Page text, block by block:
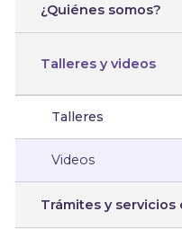
¿Quiénes somos?
Talleres y videos
Talleres
Videos
Trámites y servicios